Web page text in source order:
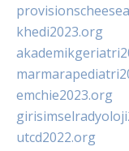
khedi2023.org
emchie2023.org
utcd2022.org